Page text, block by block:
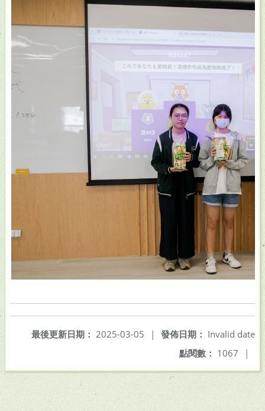
發佈日期： Invalid date
最後更新日期： 2025-03-05
|
點閱數： 1067 |